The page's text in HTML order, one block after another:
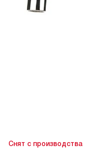
Снят с производства